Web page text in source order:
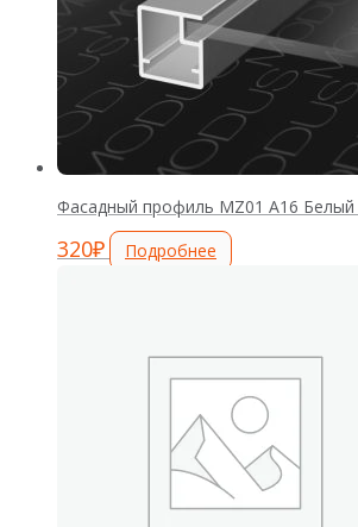
Фасадный профиль MZ01 А16 Белый
320₽ Подробнее